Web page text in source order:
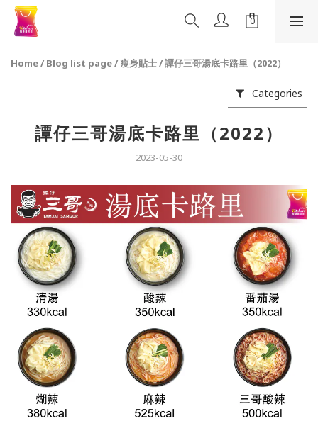
Home/ Blog list page/瘦身貼士/譚仔三哥湯底卡路里（2022）
Categories
譚仔三哥湯底卡路里（2022）
2023-05-30